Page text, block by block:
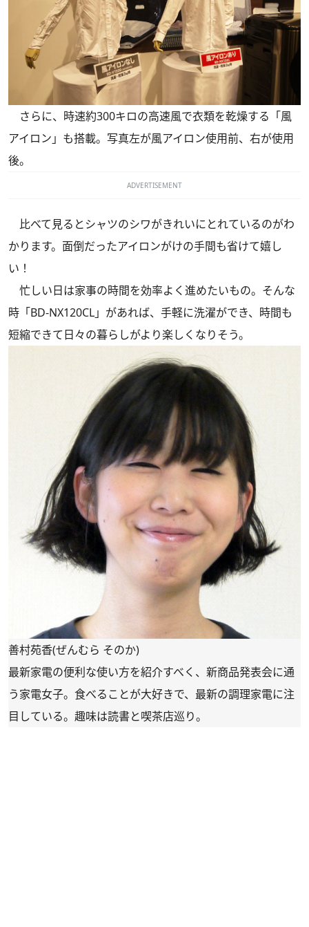
さらに、時速約300キロの高速風で衣類を乾燥する「風
アイロン」も搭載。写真左が風アイロン使用前、右が使用
後。
ADVERTISEMENT
比べて見るとシャツのシワがきれいにとれているのがわ
かります。面倒だったアイロンがけの手間も省けて嬉し
い！
忙しい日は家事の時間を効率よく進めたいもの。そんな
時「BD-NX120CL」があれば、手軽に洗濯ができ、時間も
短縮できて日々の暮らしがより楽しくなりそう。
善村苑香(ぜんむら そのか)
最新家電の便利な使い方を紹介すべく、新商品発表会に通
う家電女子。食べることが大好きで、最新の調理家電に注
目している。趣味は読書と喫茶店巡り。